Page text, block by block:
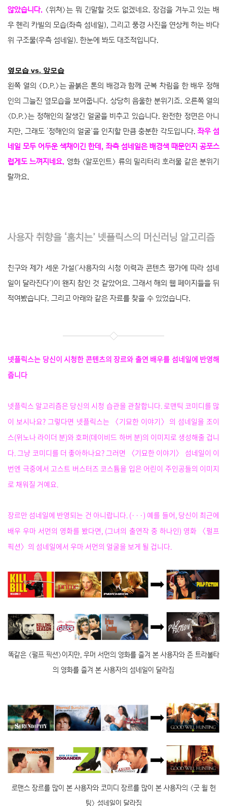
않았습니다. 〈위쳐〉는 뭐 긴말할 것도 없겠네요. 장검을 겨누고 있는 배
우 헨리 카빌의 모습(좌측 섬네일), 그리고 풍경 사진을 연상케 하는 바다
위 구조물(우측 섬네일). 한눈에 봐도 대조적입니다.
옆모습 vs. 앞모습
왼쪽 열의 〈D.P.〉는 골붉은 톤의 배경과 함께 군복 차림을 한 배우 정해
인의 그늘진 옆모습을 보여줍니다. 상당히 음울한 분위기죠. 오른쪽 열의
〈D.P.〉는 정해인의 잘생긴 얼굴을 비추고 있습니다. 완전한 정면은 아니
지만, 그래도 ‘정해인의 얼굴’을 인지할 만큼 충분한 각도입니다. 좌우 섬
네일 모두 어두운 색채이긴 한데, 좌측 섬네일은 배경색 때문인지 공포스
럽게도 느껴지네요. 영화 〈알포인트〉 류의 밀리터리 호러물 같은 분위기
랄까요.
사용자 취향을 ‘훔치는’ 넷플릭스의 머신러닝 알고리즘
친구와 제가 세운 가설(‘사용자의 시청 이력과 콘텐츠 평가에 따라 섬네
일이 달라진다’)이 왠지 참인 것 같았어요. 그래서 해외 웹 페이지들을 뒤
적여봤습니다. 그리고 아래와 같은 자료를 찾을 수 있었습니다.
넷플릭스는 당신이 시청한 콘텐츠의 장르와 출연 배우를 섬네일에 반영해
줍니다
넷플릭스 알고리즘은 당신의 시청 습관을 관찰합니다. 로맨틱 코미디를 많
이 보시나요? 그렇다면 넷플릭스는 〈기묘한 이야기〉의 섬네일을 조이
스(위노나 라이더 분)와 호퍼(데이비드 하버 분)의 이미지로 생성해줄 겁니
다. 그냥 코미디를 더 좋아하나요? 그러면 〈기묘한 이야기〉 섬네일이 이
번엔 극중에서 고스트 버스터즈 코스튬을 입은 어린이 주인공들의 이미지
로 채워질 거예요.
장르만 섬네일에 반영되는 건 아니랍니다. (···) 예를 들어, 당신이 최근에
배우 우마 서먼의 영화를 봤다면, (그녀의 출연작 중 하나인) 영화 〈펄프
픽션〉의 섬네일에서 우마 서먼의 얼굴을 보게 될 겁니다.
똑같은 〈펄프 픽션〉이지만, 우머 서먼의 영화를 즐겨 본 사용자와 존 트라볼타
의 영화를 즐겨 본 사용자의 섬네일이 달라짐
로맨스 장르를 많이 본 사용자와 코미디 장르를 많이 본 사용자의 〈굿 윌 헌
팅〉 섬네일이 달라짐